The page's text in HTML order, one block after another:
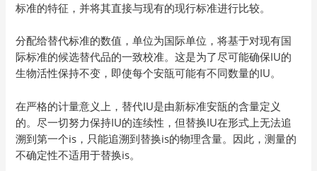
标准的特征，并将其直接与现有的现行标准进行比较。
分配给替代标准的数值，单位为国际单位，将基于对现有国
际标准的候选替代品的一致校准。这是为了尽可能确保IU的
生物活性保持不变，即使每个安瓿可能有不同数量的IU。
在严格的计量意义上，替代IU是由新标准安瓿的含量定义
的。尽一切努力保持IU的连续性，但替换IU在形式上无法追
溯到第一个is，只能追溯到替换is的物理含量。因此，测量的
不确定性不适用于替换is。